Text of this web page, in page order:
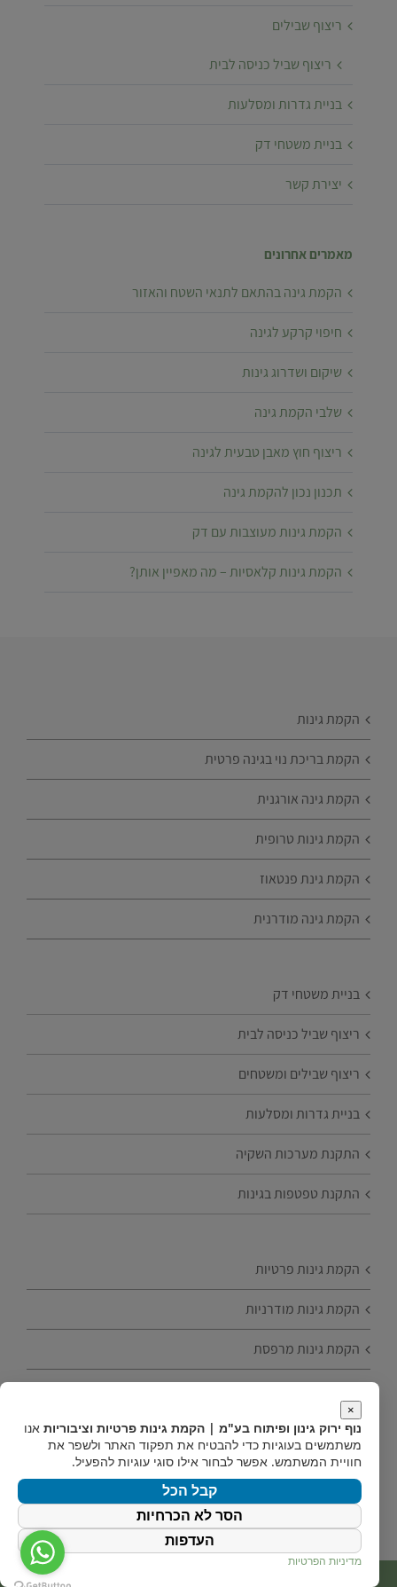
ריצוף שבילים
ריצוף שביל כניסה לבית
בניית גדרות ומסלעות
בניית משטחי דק
יצירת קשר
מאמרים אחרונים
הקמת גינה בהתאם לתנאי השטח והאזור
חיפוי קרקע לגינה
שיקום ושדרוג גינות
שלבי הקמת גינה
ריצוף חוץ מאבן טבעית לגינה
תכנון נכון להקמת גינה
הקמת גינות מעוצבות עם דק
הקמת גינות קלאסיות – מה מאפיין אותן?
הקמת גינות
הקמת בריכת נוי בגינה פרטית
הקמת גינה אורגנית
הקמת גינות טרופית
הקמת גינת פנטאוז
הקמת גינה מודרנית
בניית משטחי דק
ריצוף שביל כניסה לבית
ריצוף שבילים ומשטחים
בניית גדרות ומסלעות
התקנת מערכות השקיה
התקנת טפטפות בגינות
הקמת גינות פרטיות
הקמת גינות מודרניות
הקמת גינות מרפסת
הקמת גינות עם עצי פרי
טיפים להקמת גינה
הקמת גינות חסכוניות
×
נוף ירוק גינון ופיתוח בע"מ | הקמת גינות פרטיות וציבוריות אנו
משתמשים בעוגיות כדי להבטיח את תפקוד האתר ולשפר את
חוויית המשתמש. אפשר לבחור אילו סוגי עוגיות להפעיל.
קבל הכל
הסר לא הכרחיות
העדפות
מדיניות הפרטיות